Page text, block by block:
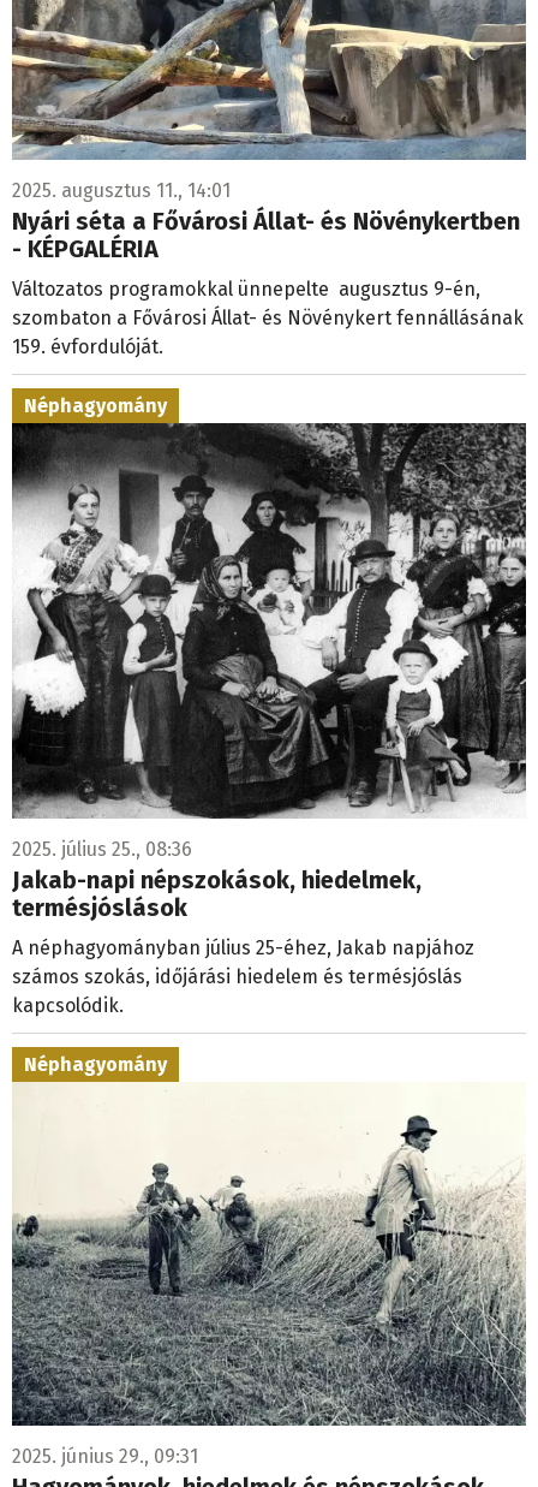
2025. augusztus 11., 14:01
Nyári séta a Fővárosi Állat- és Növénykertben
- KÉPGALÉRIA
Változatos programokkal ünnepelte augusztus 9-én,
szombaton a Fővárosi Állat- és Növénykert fennállásának
159. évfordulóját.
Néphagyomány
2025. július 25., 08:36
Jakab-napi népszokások, hiedelmek,
termésjóslások
A néphagyományban július 25-éhez, Jakab napjához
számos szokás, időjárási hiedelem és termésjóslás
kapcsolódik.
Néphagyomány
2025. június 29., 09:31